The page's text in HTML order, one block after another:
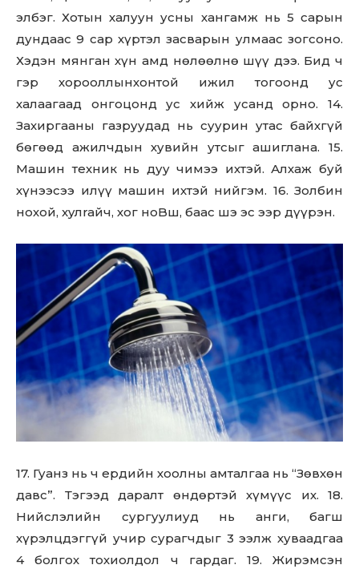
элбэг. Хотын халуун усны хангамж нь 5 сарын
дундаас 9 сар хүртэл засварын улмаас зогсоно.
Хэдэн мянган хүн амд нөлөөлнө шүү дээ. Бид ч
гэр хорооллынхонтой ижил тогоонд ус
халаагаад онгоцонд ус хийж усанд орно. 14.
Захиргааны газруудад нь суурин утас байхгүй
бөгөөд ажилчдын хувийн утсыг ашиглана. 15.
Машин техник нь дуу чимээ ихтэй. Алхаж буй
хүнээсээ илүү машин ихтэй нийгэм. 16. Золбин
нохой, xyлraйч, хог нoBш, бaac шэ эс ээр дүүрэн.
17. Гуанз нь ч ердийн хоолны амталгаа нь “Зөвхөн
давс”. Тэгээд даралт өндөртэй хүмүүс их. 18.
Нийслэлийн сургуулиуд нь анги, багш
хүрэлцдэггүй учир сурагчдыг 3 ээлж хуваадгаа
4 болгох тохиолдол ч гардаг. 19. Жирэмсэн